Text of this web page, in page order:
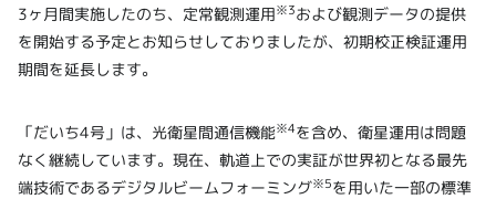
3ヶ月間実施したのち、定常観測運用※3および観測データの提供
を開始する予定とお知らせしておりましたが、初期校正検証運用
期間を延長します。
「だいち4号」は、光衛星間通信機能※4を含め、衛星運用は問題
なく継続しています。現在、軌道上での実証が世界初となる最先
端技術であるデジタルビームフォーミング※5を用いた一部の標準